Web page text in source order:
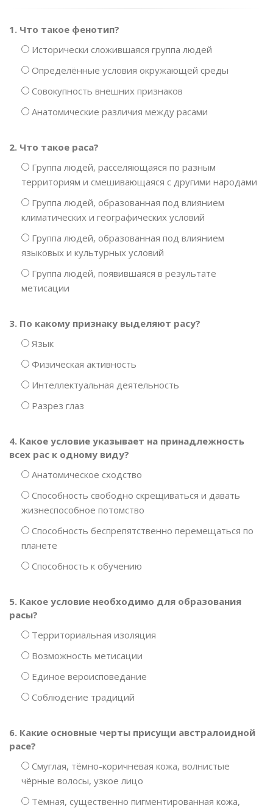
1. Что такое фенотип?
Исторически сложившаяся группа людей
Определённые условия окружающей среды
Совокупность внешних признаков
Анатомические различия между расами
2. Что такое раса?
Группа людей, расселяющаяся по разным
территориям и смешивающаяся с другими народами
Группа людей, образованная под влиянием
климатических и географических условий
Группа людей, образованная под влиянием
языковых и культурных условий
Группа людей, появившаяся в результате
метисации
3. По какому признаку выделяют расу?
Язык
Физическая активность
Интеллектуальная деятельность
Разрез глаз
4. Какое условие указывает на принадлежность
всех рас к одному виду?
Анатомическое сходство
Способность свободно скрещиваться и давать
жизнеспособное потомство
Способность беспрепятственно перемещаться по
планете
Способность к обучению
5. Какое условие необходимо для образования
расы?
Территориальная изоляция
Возможность метисации
Единое вероисповедание
Соблюдение традиций
6. Какие основные черты присущи австралоидной
расе?
Смуглая, тёмно-коричневая кожа, волнистые
чёрные волосы, узкое лицо
Тёмная, существенно пигментированная кожа,